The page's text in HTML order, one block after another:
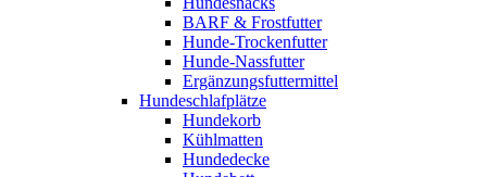
BARF & Frostfutter
Hunde-Trockenfutter
Hunde-Nassfutter
Ergänzungsfuttermittel
Hundeschlafplätze
Hundekorb
Kühlmatten
Hundedecke